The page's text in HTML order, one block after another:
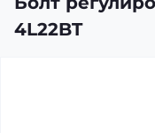
4L22BT